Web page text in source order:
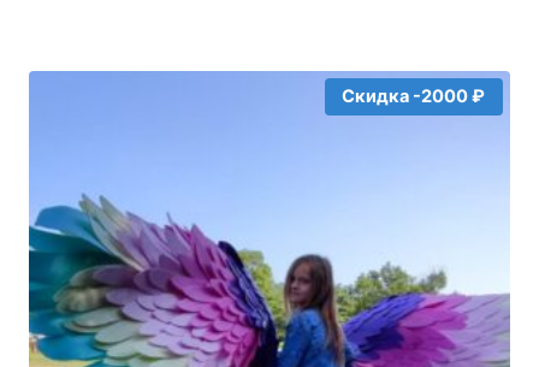
Скидка -2000 ₽